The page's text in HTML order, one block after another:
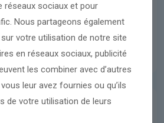
réseaux sociaux et pour
Nous partageons également
votre utilisation de notre site
en réseaux sociaux, publicité
les combiner avec d’autres
leur avez fournies ou qu’ils
de votre utilisation de leurs